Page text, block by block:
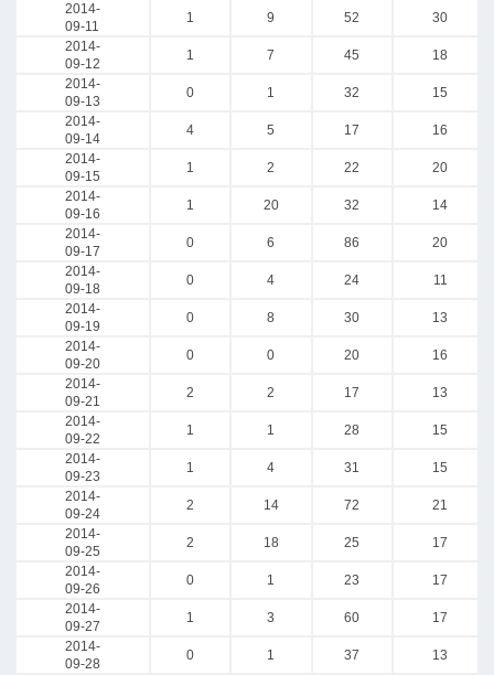
2014-
09-11
1 9 52
30
2014-
09-12
1 7 45
18
2014-
09-13
0 1 32
15
2014-
09-14
4 5 17
16
2014-
09-15
1 2 22
20
2014-
09-16
1 20 32
14
2014-
09-17
0 6 86
20
2014-
09-18
0 4 24
11
2014-
09-19
0 8 30
13
2014-
09-20
0 0 20
16
2014-
09-21
2 2 17
13
2014-
09-22
1 1 28
15
2014-
09-23
1 4 31
15
2014-
09-24
2 14 72
21
2014-
09-25
2 18 25
17
2014-
09-26
0 1 23
17
2014-
09-27
1 3 60
17
2014-
09-28
0 1 37
13